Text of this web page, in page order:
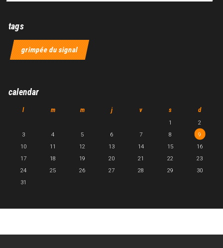
tags
grimpée du signal
calendar
l m m j v s d
1
2
3
4 5 6 7 8
9
10
11 12 13 14 15
16
17
18 19 20 21 22
23
24
25 26 27 28 29
30
31